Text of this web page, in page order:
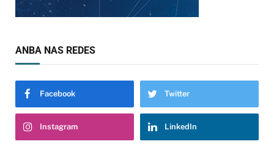
ANBA NAS REDES
Facebook Twitter
Instagram LinkedIn